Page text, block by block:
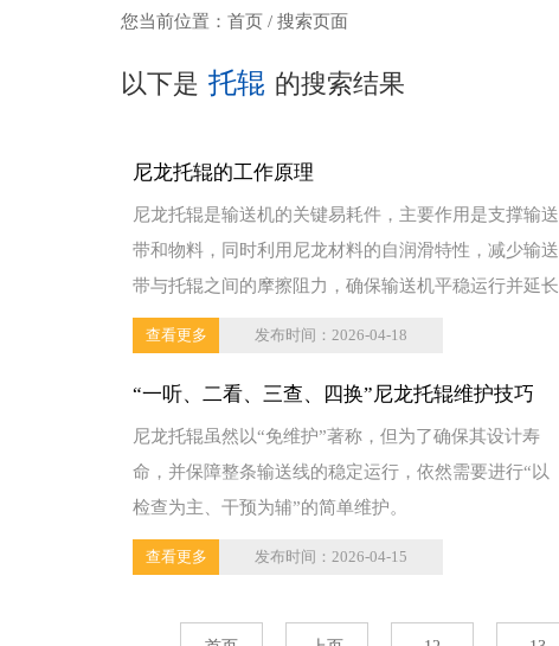
您当前位置： 首页 / 搜索页面
以下是 托辊 的搜索结果
尼龙托辊的工作原理
尼龙托辊是输送机的关键易耗件，主要作用是支撑输送
带和物料，同时利用尼龙材料的自润滑特性，减少输送
带与托辊之间的摩擦阻力，确保输送机平稳运行并延长
皮带使用...
查看更多 发布时间：2026-04-18
“一听、二看、三查、四换”尼龙托辊维护技巧
尼龙托辊虽然以“免维护”著称，但为了确保其设计寿
命，并保障整条输送线的稳定运行，依然需要进行“以
检查为主、干预为辅”的简单维护。
查看更多 发布时间：2026-04-15